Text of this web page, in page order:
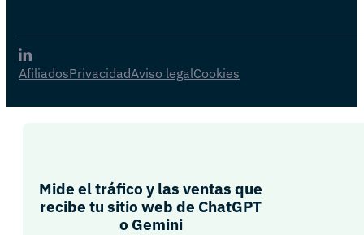
AfiliadosPrivacidadAviso legalCookies
Mide el tráfico y las ventas que
recibe tu sitio web de ChatGPT
o Gemini​